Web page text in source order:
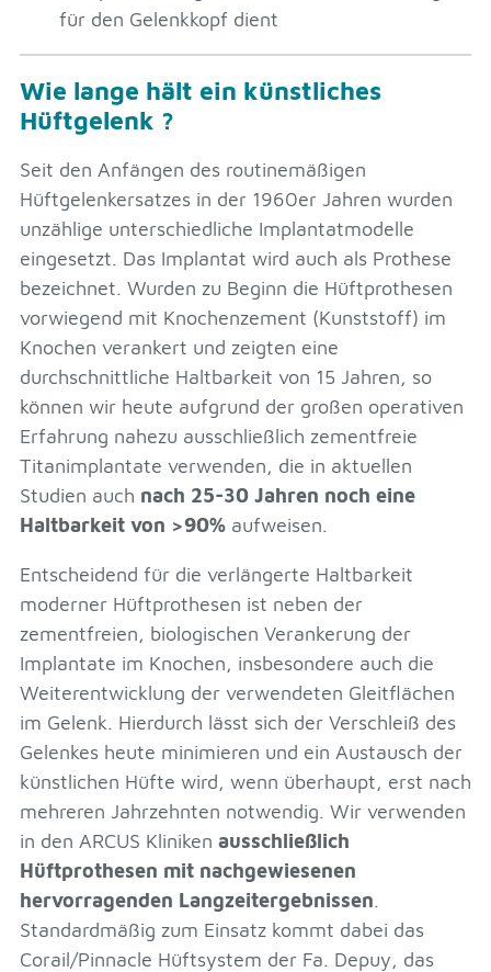
für den Gelenkkopf dient
Wie lange hält ein künstliches
Hüftgelenk ?
Seit den Anfängen des routinemäßigen
Hüftgelenkersatzes in der 1960er Jahren wurden
unzählige unterschiedliche Implantatmodelle
eingesetzt. Das Implantat wird auch als Prothese
bezeichnet. Wurden zu Beginn die Hüftprothesen
vorwiegend mit Knochenzement (Kunststoff) im
Knochen verankert und zeigten eine
durchschnittliche Haltbarkeit von 15 Jahren, so
können wir heute aufgrund der großen operativen
Erfahrung nahezu ausschließlich zementfreie
Titanimplantate verwenden, die in aktuellen
Studien auch nach 25-30 Jahren noch eine
Haltbarkeit von >90% aufweisen.
Entscheidend für die verlängerte Haltbarkeit
moderner Hüftprothesen ist neben der
zementfreien, biologischen Verankerung der
Implantate im Knochen, insbesondere auch die
Weiterentwicklung der verwendeten Gleitflächen
im Gelenk. Hierdurch lässt sich der Verschleiß des
Gelenkes heute minimieren und ein Austausch der
künstlichen Hüfte wird, wenn überhaupt, erst nach
mehreren Jahrzehnten notwendig. Wir verwenden
in den ARCUS Kliniken ausschließlich
Hüftprothesen mit nachgewiesenen
hervorragenden Langzeitergebnissen.
Standardmäßig zum Einsatz kommt dabei das
Corail/Pinnacle Hüftsystem der Fa. Depuy, das